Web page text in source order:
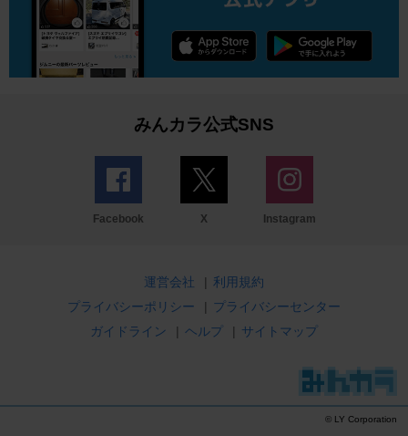
みんカラ公式SNS
Facebook X Instagram
運営会社 | 利用規約
プライバシーポリシー
| プライバシーセンター
ガイドライン
| ヘルプ | サイトマップ
© LY Corporation